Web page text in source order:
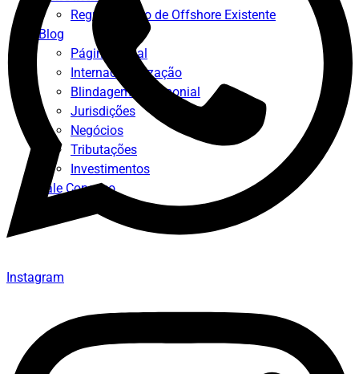
Regularização de Offshore Existente
Blog
Página Inicial
Internacionalização
Blindagem Patrimonial
Jurisdições
Negócios
Tributações
Investimentos
Fale Conosco
Instagram